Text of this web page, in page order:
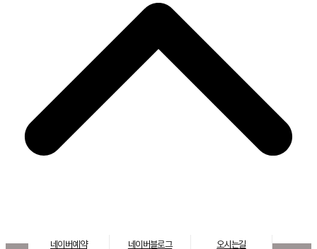
네이버예약 네이버블로그 오시는길